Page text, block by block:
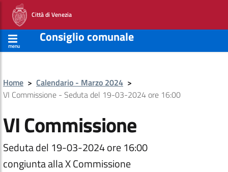
Città di Venezia
menu
Consiglio comunale
Home > Calendario - Marzo 2024 >
VI Commissione - Seduta del 19-03-2024 ore 16:00
VI Commissione
Seduta del 19-03-2024 ore 16:00
congiunta alla X Commissione